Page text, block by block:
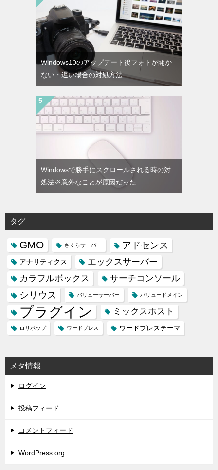
Windows10のアップデート後フォトが開か
ない・遅い場合の対処方法
Windowsで勝手にスクロールされる時の対
処法※意外なことが原因だった
タグ
GMO さくらサーバー アドセンス
アナリティクス
エックスサーバー
カラフルボックス
サーチコンソール
シリウス バリューサーバー バリュードメイン
プラグイン ミックスホスト
ロリポップ ワードプレス ワードプレステーマ
メタ情報
ログイン
投稿フィード
コメントフィード
WordPress.org